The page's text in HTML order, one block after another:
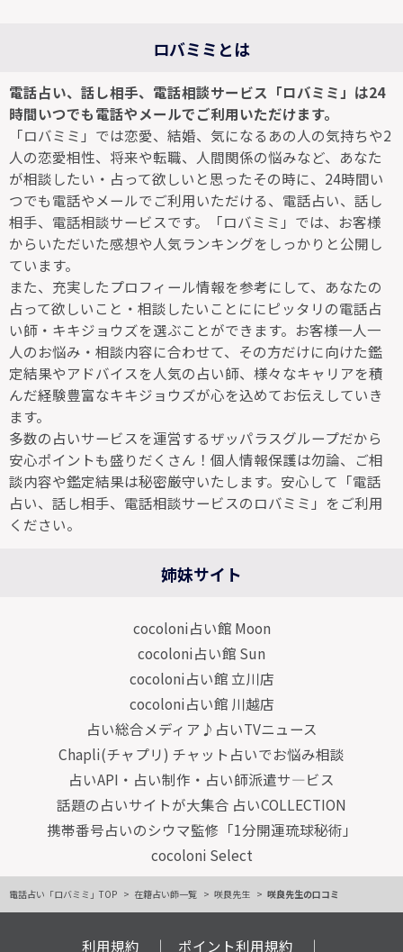
ロバミミとは
電話占い、話し相手、電話相談サービス「ロバミミ」は24
時間いつでも電話やメールでご利用いただけます。
「ロバミミ」では恋愛、結婚、気になるあの人の気持ちや2
人の恋愛相性、将来や転職、人間関係の悩みなど、あなた
が相談したい・占って欲しいと思ったその時に、24時間い
つでも電話やメールでご利用いただける、電話占い、話し
相手、電話相談サービスです。「ロバミミ」では、お客様
からいただいた感想や人気ランキングをしっかりと公開し
ています。
また、充実したプロフィール情報を参考にして、あなたの
占って欲しいこと・相談したいことににピッタリの電話占
い師・キキジョウズを選ぶことができます。お客様一人一
人のお悩み・相談内容に合わせて、その方だけに向けた鑑
定結果やアドバイスを人気の占い師、様々なキャリアを積
んだ経験豊富なキキジョウズが心を込めてお伝えしていき
ます。
多数の占いサービスを運営するザッパラスグループだから
安心ポイントも盛りだくさん！個人情報保護は勿論、ご相
談内容や鑑定結果は秘密厳守いたします。安心して「電話
占い、話し相手、電話相談サービスのロバミミ」をご利用
ください。
姉妹サイト
cocoloni占い館 Moon
cocoloni占い館 Sun
cocoloni占い館 立川店
cocoloni占い館 川越店
占い総合メディア♪占いTVニュース
Chapli(チャプリ) チャット占いでお悩み相談
占いAPI・占い制作・占い師派遣サ―ビス
話題の占いサイトが大集合 占いCOLLECTION
携帯番号占いのシウマ監修「1分開運琉球秘術」
cocoloni Select
電話占い「ロバミミ」TOP 在籍占い師一覧 咲良先生 咲良先生の口コミ
利用規約 ポイント利用規約